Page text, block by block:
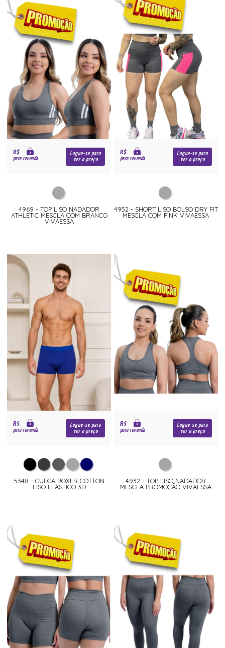
R$
para revenda
Logue-se para
ver o preço
4969 - TOP LISO NADADOR
ATHLETIC MESCLA COM BRANCO
VIVAESSA
R$
para revenda
Logue-se para
ver o preço
4952 - SHORT LISO BOLSO DRY FIT
MESCLA COM PINK VIVAESSA
R$
para revenda
Logue-se para
ver o preço
5348 - CUECA BOXER COTTON
LISO ELASTICO 3D
R$
para revenda
Logue-se para
ver o preço
4932 - TOP LISO NADADOR
MESCLA PROMOÇÃO VIVAESSA